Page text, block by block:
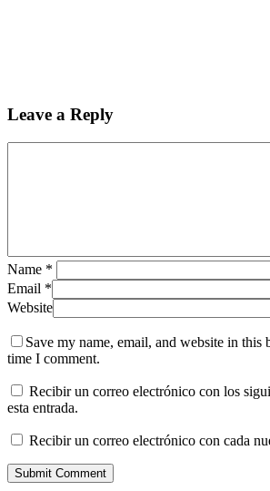
Leave a Reply
Name *
Email *
Website
Save my name, email, and website in this
time I comment.
Recibir un correo electrónico con los
esta entrada.
Recibir un correo electrónico con cada